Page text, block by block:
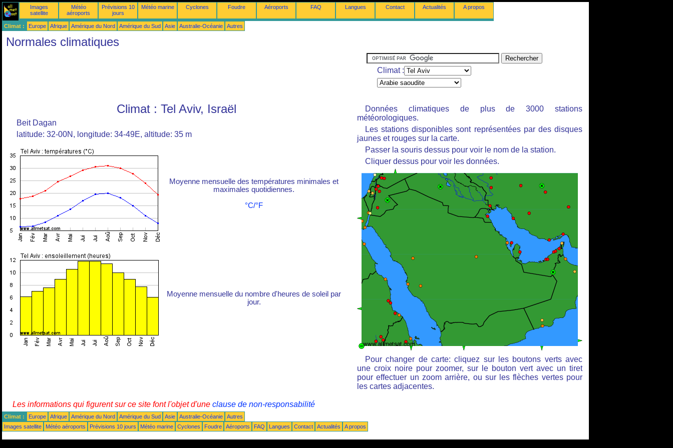
Images
satellite
Météo
aéroports
Prévisions 10
jours
Météo marine Cyclones Foudre Aéroports FAQ Langues Contact Actualités A propos
Climat : Europe Afrique Amérique du Nord Amérique du Sud Asie Australie-Océanie Autres
Normales climatiques
Climat :
Climat : Tel Aviv, Israël
Beit Dagan
latitude: 32-00N, longitude: 34-49E, altitude: 35 m
Moyenne mensuelle des températures minimales et
maximales quotidiennes.
°C/°F
Moyenne mensuelle du nombre d'heures de soleil par
jour.
Données climatiques de plus de 3000 stations
météorologiques.
Les stations disponibles sont représentées par des disques
jaunes et rouges sur la carte.
Passer la souris dessus pour voir le nom de la station.
Cliquer dessus pour voir les données.
Pour changer de carte: cliquez sur les boutons verts avec
une croix noire pour zoomer, sur le bouton vert avec un tiret
pour effectuer un zoom arrière, ou sur les flèches vertes pour
les cartes adjacentes.
Les informations qui figurent sur ce site font l'objet d'une clause de non-responsabilité
Climat : Europe Afrique Amérique du Nord Amérique du Sud Asie Australie-Océanie
Autres
Images satellite
Météo aéroports Prévisions 10 jours Météo marine Cyclones Foudre Aéroports FAQ Langues Contact Actualités A propos